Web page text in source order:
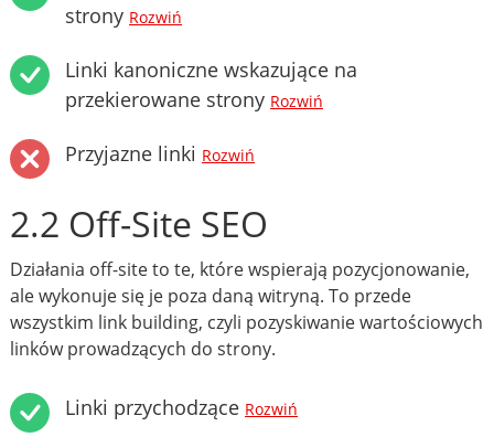
strony Rozwiń
Linki kanoniczne wskazujące na
przekierowane strony Rozwiń
Przyjazne linki Rozwiń
2.2 Off-Site SEO
Działania off-site to te, które wspierają pozycjonowanie,
ale wykonuje się je poza daną witryną. To przede
wszystkim link building, czyli pozyskiwanie wartościowych
linków prowadzących do strony.
Linki przychodzące Rozwiń